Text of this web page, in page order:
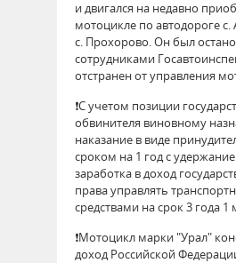
и двигался на недавно
мотоцикле по автодороге
с. Прохорово. Он был
сотрудниками
отстранен от управления
❗️С учетом позиции
обвинителя виновному
наказание в виде
сроком на 1 год с
заработка в доход
права управлять
средствами на срок 3 года 1
❗️Мотоцикл марки "Урал"
доход Российской